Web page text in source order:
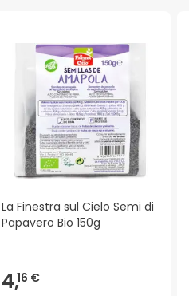
La Finestra sul Cielo Semi di
Papavero Bio 150g
4,16 €